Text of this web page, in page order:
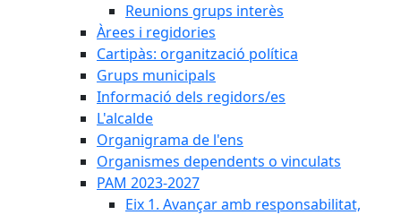
Reunions grups interès
Àrees i regidories
Cartipàs: organització política
Grups municipals
Informació dels regidors/es
L'alcalde
Organigrama de l'ens
Organismes dependents o vinculats
PAM 2023-2027
Eix 1. Avançar amb responsabilitat,